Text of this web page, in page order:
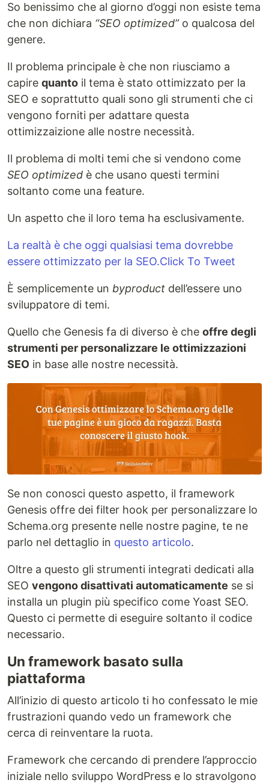
So benissimo che al giorno d’oggi non esiste tema
che non dichiara “SEO optimized”o qualcosa del
genere.
Il problema principale è che non riusciamo a
capire quanto il tema è stato ottimizzato per la
SEO e soprattutto quali sono gli strumenti che ci
vengono forniti per adattare questa
ottimizzaizione alle nostre necessità.
Il problema di molti temi che si vendono come
SEO optimized è che usano questi termini
soltanto come una feature.
Un aspetto che il loro tema ha esclusivamente.
La realtà è che oggi qualsiasi tema dovrebbe
essere ottimizzato per la SEO.Click To Tweet
È semplicemente un byproduct dell’essere uno
sviluppatore di temi.
Quello che Genesis fa di diverso è che offre degli
strumenti per personalizzare le ottimizzazioni
SEO in base alle nostre necessità.
Se non conosci questo aspetto, il framework
Genesis offre dei filter hook per personalizzare lo
Schema.org presente nelle nostre pagine, te ne
parlo nel dettaglio in questo articolo.
Oltre a questo gli strumenti integrati dedicati alla
SEO vengono disattivati automaticamente se si
installa un plugin più specifico come Yoast SEO.
Questo ci permette di eseguire soltanto il codice
necessario.
Un framework basato sulla
piattaforma
All’inizio di questo articolo ti ho confessato le mie
frustrazioni quando vedo un framework che
cerca di reinventare la ruota.
Framework che cercando di prendere l’approccio
iniziale nello sviluppo WordPress e lo stravolgono